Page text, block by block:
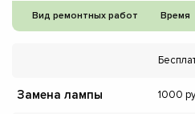
Вид ремонтных работ Время
Замена лампы 1000